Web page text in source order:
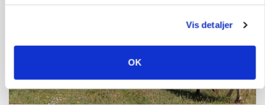
Vis detaljer
OK